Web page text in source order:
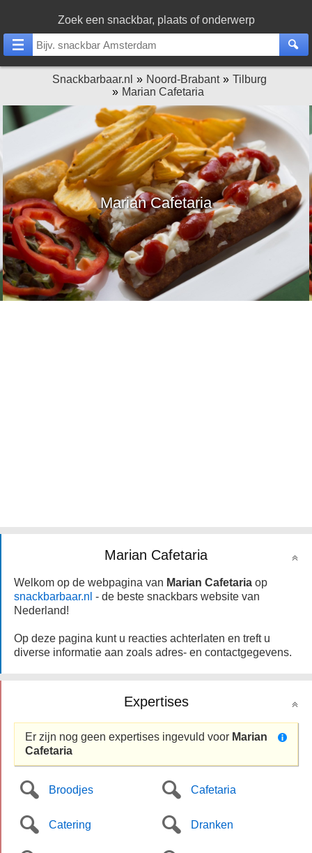
Zoek een snackbar, plaats of onderwerp
Snackbarbaar.nl Noord-Brabant
Tilburg
Marian Cafetaria
Marian Cafetaria
Marian Cafetaria
Welkom op de webpagina van Marian Cafetaria op
snackbarbaar.nl - de beste snackbars website van
Nederland!
Op deze pagina kunt u reacties achterlaten en treft u
diverse informatie aan zoals adres- en contactgegevens.
Expertises
Er zijn nog geen expertises ingevuld voor Marian
Cafetaria
Broodjes Cafetaria
Catering Dranken